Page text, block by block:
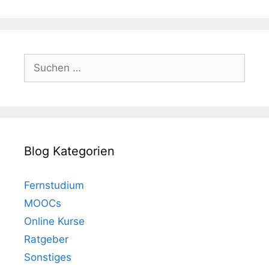
nach:
Blog Kategorien
Fernstudium
MOOCs
Online Kurse
Ratgeber
Sonstiges